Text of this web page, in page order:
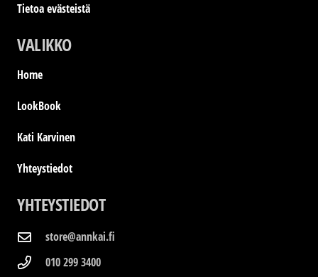
Tietoa evästeistä
VALIKKO
Home
LookBook
Kati Karvinen
Yhteystiedot
YHTEYSTIEDOT
store@annkai.fi
010 299 3400